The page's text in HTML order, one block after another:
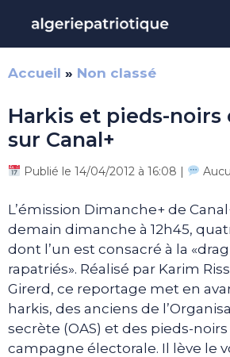
contenu
Accueil » Non classé
Harkis et pieds-noirs
sur Canal+
Publié le 14/04/2012 à 16:08 |
L’émission Dimanche+ de
demain dimanche à 12h45,
dont l’un est consacré à la
rapatriés». Réalisé par Karim
Girerd, ce reportage met en
harkis, des anciens de
secrète (OAS) et des pieds-noirs
campagne électorale. Il lève le